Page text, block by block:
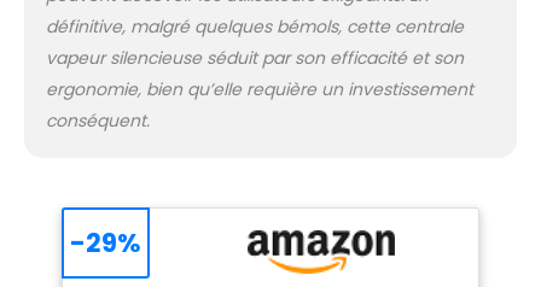
grande ouverture de
remplissage. SÉCURITÉ
AVEC VERROU DE
TRANSPORT : Grâce au
partout en toute
sécurité.
définitive, malgré quelques bémols, cette centrale
vapeur silencieuse séduit par son efficacité et son
ergonomie, bien qu’elle requière un investissement
conséquent.
-29%